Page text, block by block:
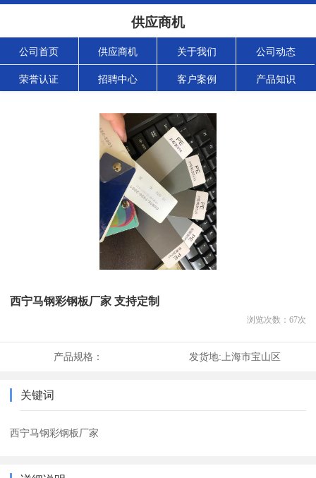
供应商机
公司首页 供应商机 关于我们 公司动态
荣誉认证 招聘中心 客户案例 产品知识
西宁马钢彩钢板厂家 支持定制
浏览次数： 67次
产品规格： 发货地: 上海市宝山区
关键词
西宁马钢彩钢板厂家